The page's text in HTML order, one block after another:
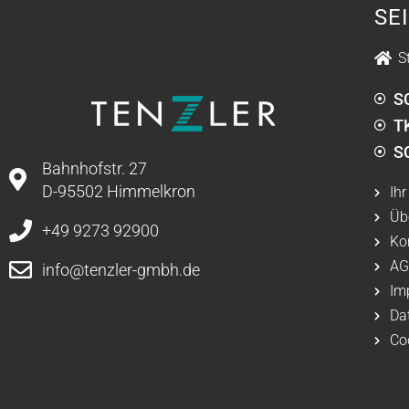
Bahnhofstr. 27
D-95502 Himmelkron
+49 9273 92900
info@tenzler-gmbh.de